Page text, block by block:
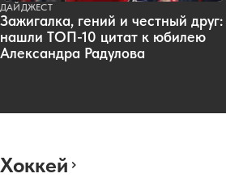
ДАЙДЖЕСТ
Зажигалка, гений и честный друг:
нашли ТОП-10 цитат к юбилею
Александра Радулова
Хоккей